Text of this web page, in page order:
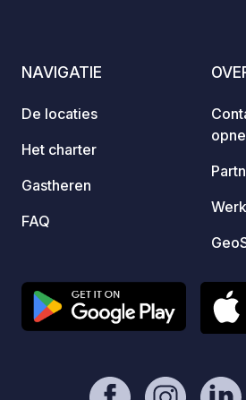
NAVIGATIE
De locaties
Het charter
Gastheren
FAQ